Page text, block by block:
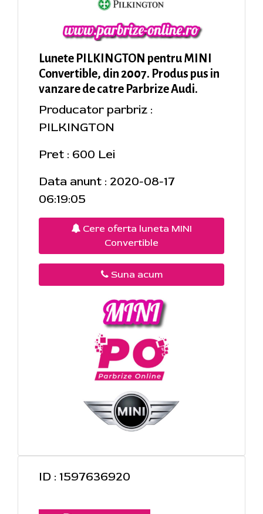
Lunete PILKINGTON pentru MINI
Convertible, din 2007. Produs pus in
vanzare de catre Parbrize Audi.
Producator parbriz :
PILKINGTON
Pret : 600 Lei
Data anunt : 2020-08-17
06:19:05
Cere oferta luneta MINI
Convertible
Suna acum
ID : 1597636920